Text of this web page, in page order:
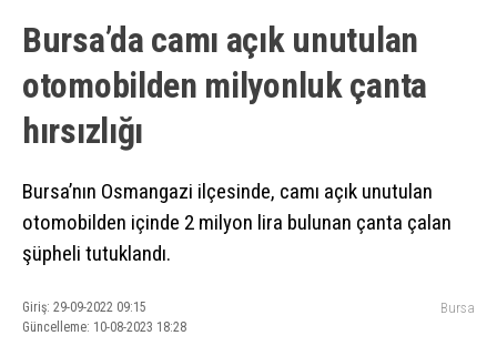
Bursa’da camı açık unutulan
otomobilden milyonluk çanta
hırsızlığı
Bursa’nın Osmangazi ilçesinde, camı açık unutulan
otomobilden içinde 2 milyon lira bulunan çanta çalan
şüpheli tutuklandı.
Giriş: 29-09-2022 09:15
Güncelleme: 10-08-2023 18:28
Bursa